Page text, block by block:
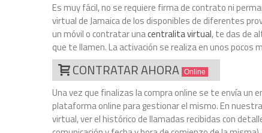
Es muy fácil, no se requiere firma de contrato ni
virtual de Jamaica de los disponibles de diferentes
un móvil o contratar unacentralita virtual, te das de
que te llamen. La activación se realiza en unos pocos
CONTRATAR AHORA Online
Una vez que finalizas la compra online se te envía un
plataforma online para gestionar el mismo. En
virtual, ver el histórico de llamadas recibidas con